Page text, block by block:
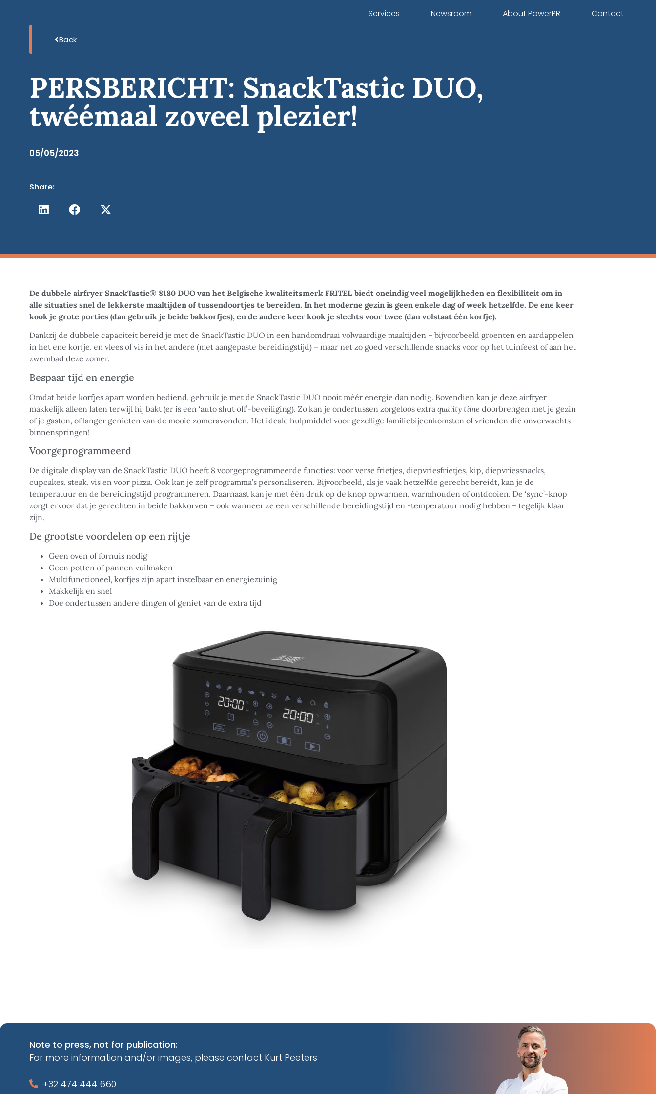
Services Newsroom About PowerPR Contact
Back
PERSBERICHT: SnackTastic DUO,
twéémaal zoveel plezier!
05/05/2023
Share:
De dubbele airfryer SnackTastic® 8180 DUO van het Belgische kwaliteitsmerk FRITEL biedt oneindig veel mogelijkheden en flexibiliteit om in
alle situaties snel de lekkerste maaltijden of tussendoortjes te bereiden. In het moderne gezin is geen enkele dag of week hetzelfde. De ene keer
kook je grote porties (dan gebruik je beide bakkorfjes), en de andere keer kook je slechts voor twee (dan volstaat één korfje).
Dankzij de dubbele capaciteit bereid je met de SnackTastic DUO in een handomdraai volwaardige maaltijden – bijvoorbeeld groenten en aardappelen
in het ene korfje, en vlees of vis in het andere (met aangepaste bereidingstijd) – maar net zo goed verschillende snacks voor op het tuinfeest of aan het
zwembad deze zomer.
Bespaar tijd en energie
Omdat beide korfjes apart worden bediend, gebruik je met de SnackTastic DUO nooit méér energie dan nodig. Bovendien kan je deze airfryer
makkelijk alleen laten terwijl hij bakt (er is een ‘auto shut off’-beveiliging). Zo kan je ondertussen zorgeloos extra quality time doorbrengen met je gezin
of je gasten, of langer genieten van de mooie zomeravonden. Het ideale hulpmiddel voor gezellige familiebijeenkomsten of vrienden die onverwachts
binnenspringen!
Voorgeprogrammeerd
De digitale display van de SnackTastic DUO heeft 8 voorgeprogrammeerde functies: voor verse frietjes, diepvriesfrietjes, kip, diepvriessnacks,
cupcakes, steak, vis en voor pizza. Ook kan je zelf programma’s personaliseren. Bijvoorbeeld, als je vaak hetzelfde gerecht bereidt, kan je de
temperatuur en de bereidingstijd programmeren. Daarnaast kan je met één druk op de knop opwarmen, warmhouden of ontdooien. De ‘sync’-knop
zorgt ervoor dat je gerechten in beide bakkorven – ook wanneer ze een verschillende bereidingstijd en -temperatuur nodig hebben – tegelijk klaar
zijn.
De grootste voordelen op een rijtje
Geen oven of fornuis nodig
Geen potten of pannen vuilmaken
Multifunctioneel, korfjes zijn apart instelbaar en energiezuinig
Makkelijk en snel
Doe ondertussen andere dingen of geniet van de extra tijd
Note to press, not for publication:
For more information and/or images, please contact Kurt Peeters
+32 474 444 660